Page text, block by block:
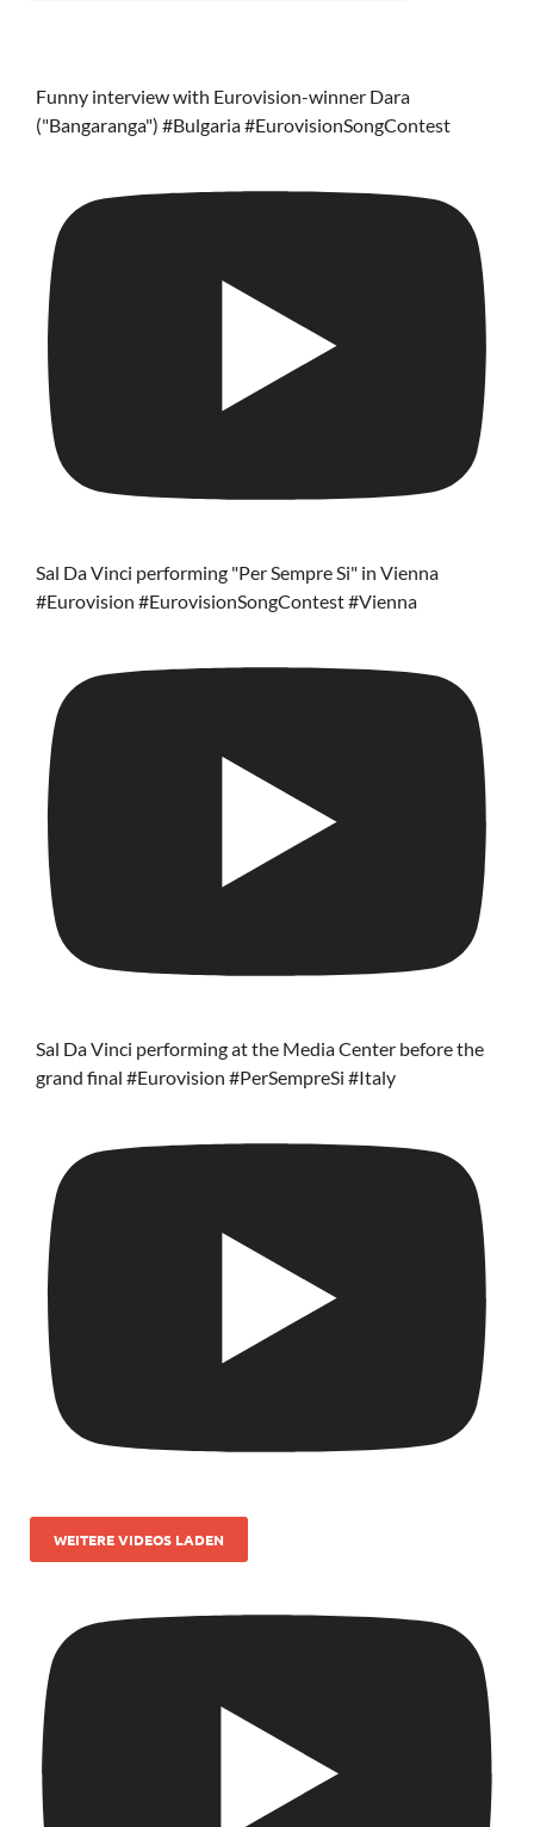
Funny interview with Eurovision-winner Dara
("Bangaranga") #Bulgaria #EurovisionSongContest
Sal Da Vinci performing "Per Sempre Si" in Vienna
#Eurovision #EurovisionSongContest #Vienna
Sal Da Vinci performing at the Media Center before the
grand final #Eurovision #PerSempreSi #Italy
WEITERE VIDEOS LADEN